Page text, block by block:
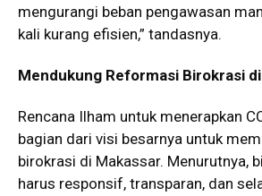
mengurangi beban pengawasan
kali kurang efisien,” tandasnya.
Mendukung Reformasi Birokrasi
Rencana Ilham untuk menerapkan
bagian dari visi besarnya untuk
birokrasi di Makassar. Menurutnya,
harus responsif, transparan, dan